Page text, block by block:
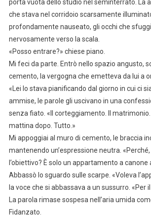
porta vuota dello studio nel seminterrato. La
che stava nel corridoio scarsamente
profondamente nauseato, gli occhi che
nervosamente verso la scala.
«Posso entrare?» chiese piano.
Mi feci da parte. Entrò nello spazio angusto,
cemento, la vergogna che emetteva da lui a
«Lei lo stava pianificando dal giorno in cui ci
ammise, le parole gli uscivano in una
senza fiato. «Il corteggiamento. Il
mattina dopo. Tutto.»
Mi appoggiai al muro di cemento, le braccia
mantenendo un’espressione neutra. «Perché,
l’obiettivo? È solo un appartamento a canone
Abbassò lo sguardo sulle scarpe. «Voleva
la voce che si abbassava a un sussurro. «Per
La parola rimase sospesa nell’aria umida
Fidanzato.